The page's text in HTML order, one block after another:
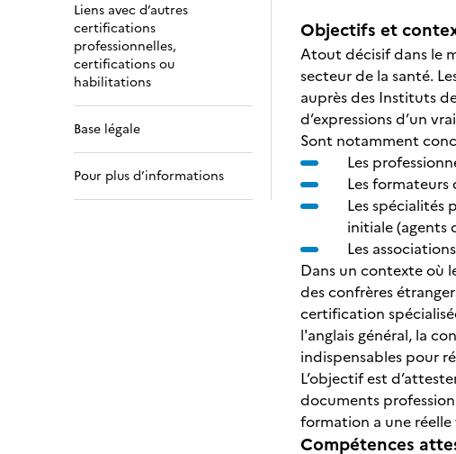
Liens avec d’autres
certifications
professionnelles,
certifications ou
habilitations
Base légale
Pour plus d’informations
Objectifs et
Atout décisif dans le
secteur de la santé.
auprès des Instituts
d’expressions d’un
Sont notamment
Les
Les formateurs
Les spécialités
initiale (agents
Les
Dans un contexte où
des confrères
certification
l'anglais général, la
indispensables pour
L’objectif est
documents
formation a une
Compétences